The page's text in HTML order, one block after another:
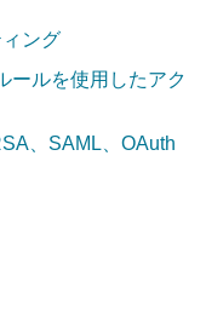
ング
ールを使用したアク
、SAML、OAuth